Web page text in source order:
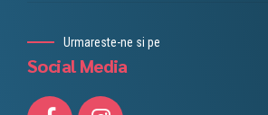
Urmareste-ne si pe
Social Media